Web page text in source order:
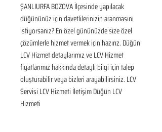
ŞANLIURFA BOZOVA İlçesinde yapılacak
düğününüz için davetlilerinizin aranmasını
istiyorsanız? En özel gününüzde size özel
çözümlerle hizmet vermek için hazırız. Düğün
LCV Hizmet detaylarımız ve LCV Hizmet
fiyatlarımız hakkında detaylı bilgi için talep
oluşturabilir veya bizleri arayabilirsiniz. LCV
Servisi LCV Hizmeti İletişim Düğün LCV
Hizmeti